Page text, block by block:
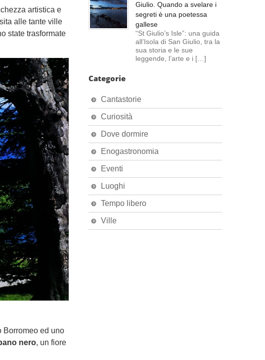
artistica e
alle tante ville
state trasformate
Borromeo ed uno
nero, un fiore
Giulio. Quando a svelare i
segreti è una poetessa
gallese
“St Giulio’s Isle”: una guida
all’Isola di San Giulio, tra la
sua storia e le sue
leggende, l’arte e i […]
Categorie
Cantastorie
Curiosità
Dove dormire
Enogastronomia
Eventi
Luoghi
Tempo libero
Ville